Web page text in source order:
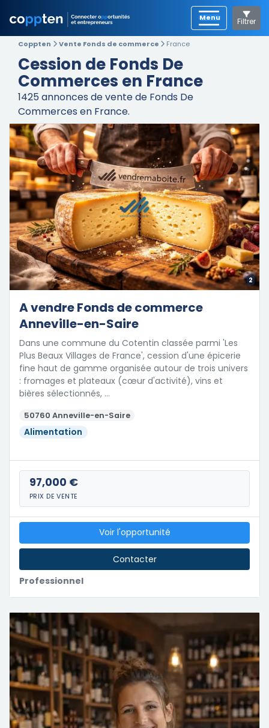
Filtrer
Coppten Vente Fonds de commerce France
Cession de Fonds De
Commerces en France
1425 annonces de vente de Fonds De
Commerces en France.
2
A vendre Fonds de commerce
Anneville-en-Saire
Dans une commune du Cotentin classée parmi 'Les
Plus Beaux Villages de France', cession d'une épicerie
fine haut de gamme organisée autour de trois univers
: fromages et plateaux (cœur d'activité), vins et
bières sélectionnés, …
50760 Anneville-en-Saire
Alimentation
97,000 €
PRIX DE VENTE
Professionnel
Voir l'opportunité
Contacter